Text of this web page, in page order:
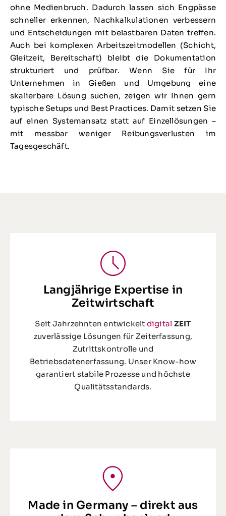
ohne Medienbruch. Dadurch lassen sich Engpässe
schneller erkennen, Nachkalkulationen verbessern
und Entscheidungen mit belastbaren Daten treffen.
Auch bei komplexen Arbeitszeitmodellen (Schicht,
Gleitzeit, Bereitschaft) bleibt die Dokumentation
strukturiert und prüfbar. Wenn Sie für Ihr
Unternehmen in Gießen und Umgebung eine
skalierbare Lösung suchen, zeigen wir Ihnen gern
typische Setups und Best Practices. Damit setzen Sie
auf einen Systemansatz statt auf Einzellösungen –
mit messbar weniger Reibungsverlusten im
Tagesgeschäft.
Langjährige Expertise in
Zeitwirtschaft
Seit Jahrzehnten entwickelt digital ZEIT
zuverlässige Lösungen für Zeiterfassung,
Zutrittskontrolle und
Betriebsdatenerfassung. Unser Know-how
garantiert stabile Prozesse und höchste
Qualitätsstandards.
Made in Germany – direkt aus